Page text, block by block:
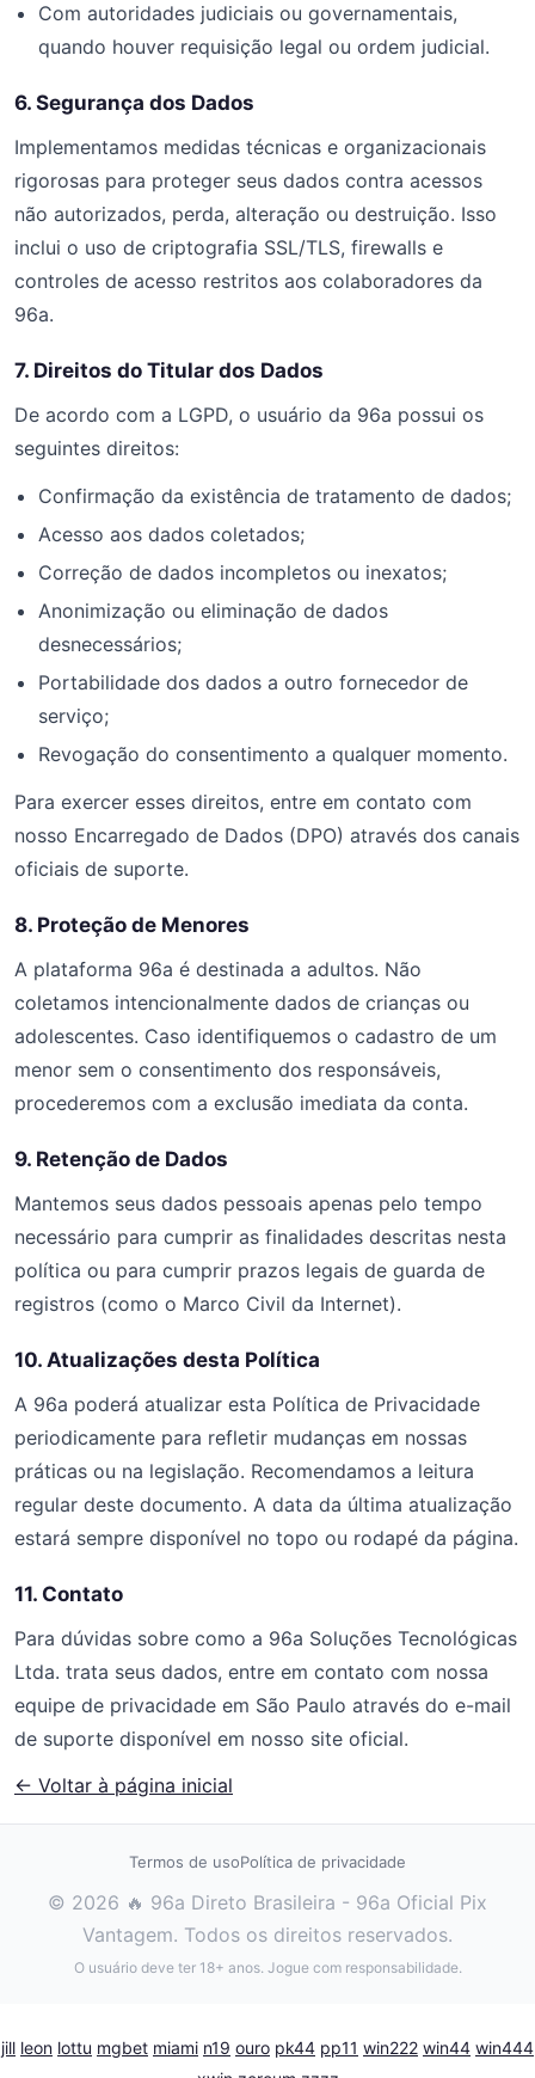
Com autoridades judiciais ou governamentais,
quando houver requisição legal ou ordem judicial.
6. Segurança dos Dados
Implementamos medidas técnicas e organizacionais
rigorosas para proteger seus dados contra acessos
não autorizados, perda, alteração ou destruição. Isso
inclui o uso de criptografia SSL/TLS, firewalls e
controles de acesso restritos aos colaboradores da
96a.
7. Direitos do Titular dos Dados
De acordo com a LGPD, o usuário da 96a possui os
seguintes direitos:
Confirmação da existência de tratamento de dados;
Acesso aos dados coletados;
Correção de dados incompletos ou inexatos;
Anonimização ou eliminação de dados
desnecessários;
Portabilidade dos dados a outro fornecedor de
serviço;
Revogação do consentimento a qualquer momento.
Para exercer esses direitos, entre em contato com
nosso Encarregado de Dados (DPO) através dos canais
oficiais de suporte.
8. Proteção de Menores
A plataforma 96a é destinada a adultos. Não
coletamos intencionalmente dados de crianças ou
adolescentes. Caso identifiquemos o cadastro de um
menor sem o consentimento dos responsáveis,
procederemos com a exclusão imediata da conta.
9. Retenção de Dados
Mantemos seus dados pessoais apenas pelo tempo
necessário para cumprir as finalidades descritas nesta
política ou para cumprir prazos legais de guarda de
registros (como o Marco Civil da Internet).
10. Atualizações desta Política
A 96a poderá atualizar esta Política de Privacidade
periodicamente para refletir mudanças em nossas
práticas ou na legislação. Recomendamos a leitura
regular deste documento. A data da última atualização
estará sempre disponível no topo ou rodapé da página.
11. Contato
Para dúvidas sobre como a 96a Soluções Tecnológicas
Ltda. trata seus dados, entre em contato com nossa
equipe de privacidade em São Paulo através do e-mail
de suporte disponível em nosso site oficial.
← Voltar à página inicial
Termos de usoPolítica de privacidade
© 2026 🔥 96a Direto Brasileira - 96a Oficial Pix
Vantagem. Todos os direitos reservados.
O usuário deve ter 18+ anos. Jogue com responsabilidade.
jill leon lottu mgbet miami n19 ouro pk44 pp11 win222 win44 win444